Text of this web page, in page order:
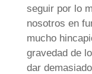
seguir por lo
nosotros en
mucho
gravedad de
dar